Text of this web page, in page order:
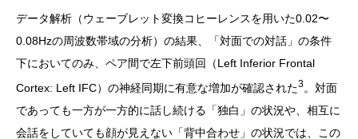
データ解析（ウェーブレット変換コヒーレンスを用いた0.02〜
0.08Hzの周波数帯域の分析）の結果、「対面での対話」の条件
下においてのみ、ペア間で左下前頭回（Left Inferior Frontal
Cortex: Left IFC）の神経同期に有意な増加が確認された3。対面
であっても一方が一方的に話し続ける「独白」の状況や、相互に
会話をしていても顔が見えない「背中合わせ」の状況では、この